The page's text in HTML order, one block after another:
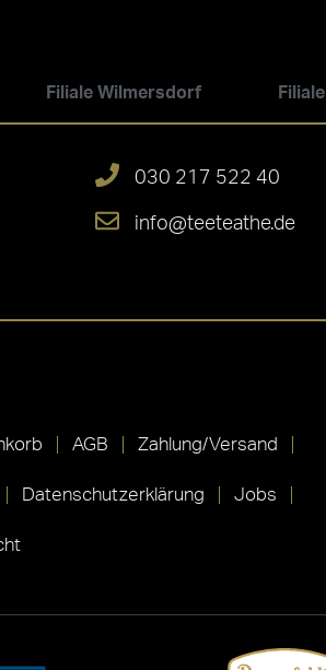
Filiale Wilmersdorf
030 217 522 40
info@teeteathe.de
AGB Zahlung/Versand
Datenschutzerklärung Jobs